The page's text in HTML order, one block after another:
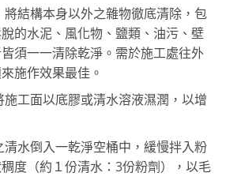
結構本身以外之雜物徹底清除，包
的水泥、風化物、鹽類、油污、壁
須一一清除乾淨。需於施工處往外
施作效果最佳。
工面以底膠或清水溶液濕潤，以增
清水倒入一乾淨空桶中，緩慢拌入粉
度（約１份清水：3份粉劑），以毛